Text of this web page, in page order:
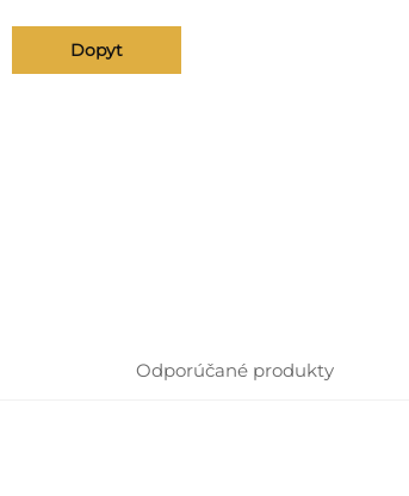
Dopyt
Odporúčané produkty